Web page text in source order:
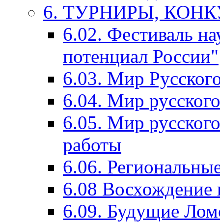
6. ТУРНИРЫ,
6.02. Фестиваль
потенциал России"
6.03. Мир
6.04. Мир
6.05. Мир
работы
6.06.
6.08 Восхождение
6.09. Будущие